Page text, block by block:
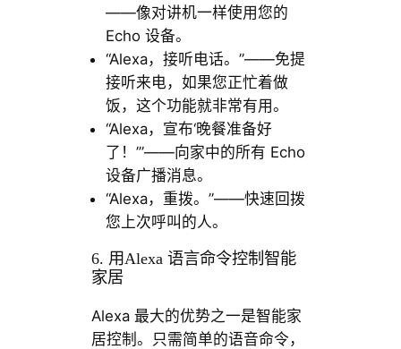
——像对讲机一样使用您的
Echo 设备。
“Alexa，接听电话。”——免提
接听来电，如果您正忙着做
饭，这个功能就非常有用。
“Alexa，宣布‘晚餐准备好
了！’”——向家中的所有 Echo
设备广播消息。
“Alexa，重拨。”——快速回拨
您上次呼叫的人。
6. 用Alexa 语言命令控制智能
家居
Alexa 最大的优势之一是智能家
居控制。只需简单的语音命令，